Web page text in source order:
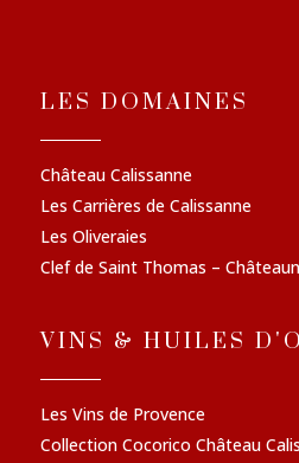
LES DOMAINES
Château Calissanne
Les Carrières de Calissanne
Les Oliveraies
Clef de Saint Thomas –
VINS & HUILES
Les Vins de Provence
Collection Cocorico Château